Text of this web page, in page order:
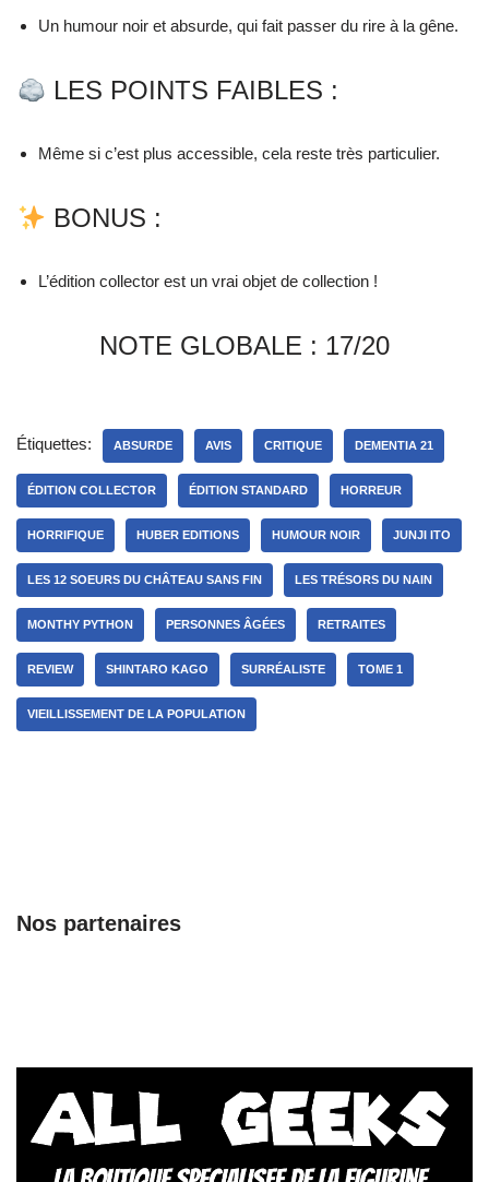
Un humour noir et absurde, qui fait passer du rire à la gêne.
LES POINTS FAIBLES :
Même si c’est plus accessible, cela reste très particulier.
BONUS :
L’édition collector est un vrai objet de collection !
NOTE GLOBALE : 17/20
Étiquettes: ABSURDE AVIS CRITIQUE DEMENTIA 21
ÉDITION COLLECTOR ÉDITION STANDARD HORREUR
HORRIFIQUE HUBER EDITIONS HUMOUR NOIR JUNJI ITO
LES 12 SOEURS DU CHÂTEAU SANS FIN LES TRÉSORS DU NAIN
MONTHY PYTHON PERSONNES ÂGÉES RETRAITES
REVIEW SHINTARO KAGO SURRÉALISTE TOME 1
VIEILLISSEMENT DE LA POPULATION
Nos partenaires